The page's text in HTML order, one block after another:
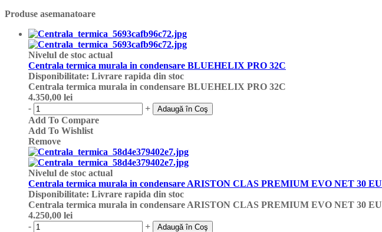
Produse asemanatoare
Nivelul de stoc actual
Centrala termica murala in condensare BLUEHELIX PRO 32C
Disponibilitate: Livrare rapida din stoc
Centrala termica murala in condensare BLUEHELIX PRO 32C
4.350,00 lei
-
+ Adaugă în Coş
Add To Compare
Add To Wishlist
Remove
Nivelul de stoc actual
Centrala termica murala in condensare ARISTON CLAS PREMIUM EVO NET 30 EU
Disponibilitate: Livrare rapida din stoc
Centrala termica murala in condensare ARISTON CLAS PREMIUM EVO NET 30 EU
4.250,00 lei
-
+ Adaugă în Coş